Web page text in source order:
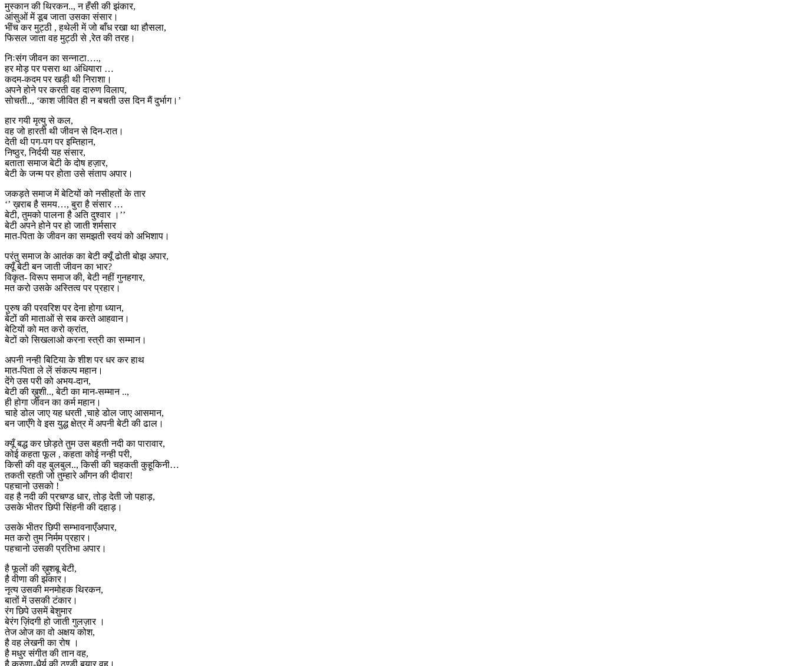
मुस्कान की थिरकन.., न हँसी की झंकार,
आंसुओं में डूब जाता उसका संसार।
भींच कर मुट्ठी , हथेली में जो बाँध रखा था हौसला,
फिसल जाता वह मुट्ठी से ,रेत की तरह।
निःसंग जीवन का सन्नाटा….,
हर मोड़ पर पसरा था अंधियारा …
कदम-कदम पर खड़ी थी निराशा।
अपने होने पर करती वह दारुण विलाप,
सोचती.., ‘काश जीवित ही न बचती उस दिन मैं दुर्भाग।’
हार गयी मृत्यु से कल,
वह जो हारती थी जीवन से दिन-रात।
देती थी पग-पग पर इम्तिहान,
निष्ठुर, निर्दयी यह संसार,
बताता समाज बेटी के दोष हज़ार,
बेटी के जन्म पर होता उसे संताप अपार।
जकड़ते समाज में बेटियों को नसीहतों के तार
‘’ ख़राब है समय…, बुरा है संसार …
बेटी, तुमको पालना है अति दुश्वार ।’’
बेटी अपने होने पर हो जाती शर्मसार
मात-पिता के जीवन का समझती स्वयं को अभिशाप।
परंतु समाज के आतंक का बेटी क्यूँ ढोती बोझ अपार,
क्यूँ बेटी बन जाती जीवन का भार?
विकृत- विरूप समाज की, बेटी नहीं गुनहगार,
मत करो उसके अस्तित्व पर प्रहार।
पुरुष की परवरिश पर देना होगा ध्यान,
बेटों की माताओं से सब करते आहवान।
बेटियों को मत करो क्रांत,
बेटों को सिखलाओ करना स्त्री का सम्मान।
अपनी नन्ही बिटिया के शीश पर धर कर हाथ
मात-पिता ले लें संकल्प महान।
देंगे उस परी को अभय-दान,
बेटी की ख़ुशी.., बेटी का मान-सम्मान ..,
ही होगा जीवन का कर्म महान।
चाहे डोल जाए यह धरती ,चाहे डोल जाए आसमान,
बन जाएँगे वे इस युद्ध क्षेत्र में अपनी बेटी की ढाल।
क्यूँ बद्ध कर छोड़ते तुम उस बहती नदी का पारावार,
कोई कहता फूल , कहता कोई नन्ही परी,
किसी की वह बुलबुल.., किसी की चहकती कुहूकिनी…
तकती रहती जो तुम्हारे आँगन की दीवार!
पहचानो उसको !
वह है नदी की प्रचण्ड धार, तोड़ देती जो पहाड़,
उसके भीतर छिपी सिंहनी की दहाड़।
उसके भीतर छिपी सम्भावनाएँअपार,
मत करो तुम निर्मम प्रहार।
पहचानो उसकी प्रतिभा अपार।
है फूलों की ख़ुशबू बेटी,
है वीणा की झंकार।
नृत्य उसकी मनमोहक थिरकन,
बातों में उसकी टंकार।
रंग छिपे उसमें बेशुमार
बेरंग ज़िंदगी हो जाती गुलज़ार ।
तेज ओज का वो अक्षय कोश,
है वह लेखनी का रोष ।
है मधुर संगीत की तान वह,
है करुणा-धैर्य की ठण्डी बयार वह।